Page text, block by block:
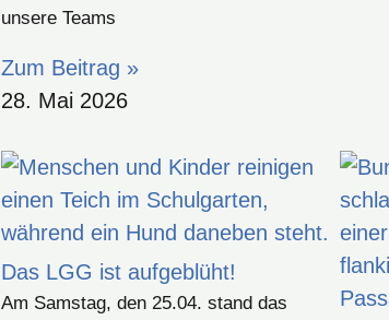
unsere Teams
Zum Beitrag »
28. Mai 2026
Das LGG ist aufgeblüht!
Am Samstag, den 25.04. stand das